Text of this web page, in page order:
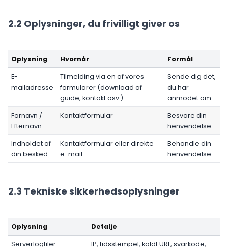
2.2 Oplysninger, du frivilligt giver os
Oplysning Hvornår Formål
E-
mailadresse
Tilmelding via en af vores
formularer (download af
guide, kontakt osv.)
Sende dig det,
du har
anmodet om
Fornavn /
Efternavn
Kontaktformular
Besvare din
henvendelse
Indholdet af
din besked
Kontaktformular eller direkte
e-mail
Behandle din
henvendelse
2.3 Tekniske sikkerhedsoplysninger
Oplysning Detalje
Serverlogfiler IP, tidsstempel, kaldt URL, svarkode,